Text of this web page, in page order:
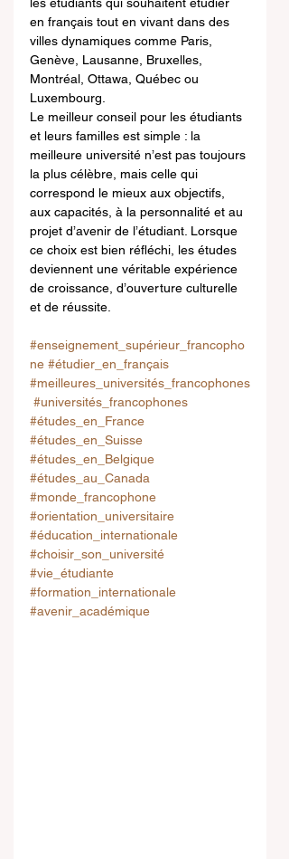
en français tout en vivant dans des
villes dynamiques comme Paris,
Genève, Lausanne, Bruxelles,
Montréal, Ottawa, Québec ou
Luxembourg.
Le meilleur conseil pour les étudiants
et leurs familles est simple : la
meilleure université n’est pas toujours
la plus célèbre, mais celle qui
correspond le mieux aux objectifs,
aux capacités, à la personnalité et au
projet d’avenir de l’étudiant. Lorsque
ce choix est bien réfléchi, les études
deviennent une véritable expérience
de croissance, d’ouverture culturelle
et de réussite.
#enseignement_supérieur_francopho
ne #étudier_en_français
#meilleures_universités_francophones
#universités_francophones
#études_en_France
#études_en_Suisse
#études_en_Belgique
#études_au_Canada
#monde_francophone
#orientation_universitaire
#éducation_internationale
#choisir_son_université
#vie_étudiante
#formation_internationale
#avenir_académique